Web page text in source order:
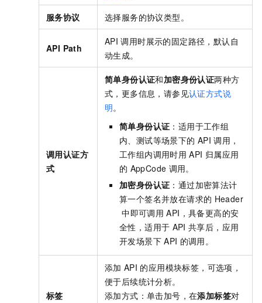
服务协议 选择服务的协议类型。
API Path
API 调用时展示的固定路径，默认自
动生成。
调用认证方
式
简单身份认证和加密身份认证两种方
式，更多信息，请参见认证方式说
明。
简单身份认证 ：适用于工作组
内、测试等场景下的 API 调用，
工作组内调用时用 API 归属应用
的 AppCode 调用。
加密身份认证 ：通过加密算法计
算一个签名并放在请求的 Header
中即可调用 API，具备更高的安
全性，适用于 API 共享后，应用
开发场景下 API 的调用。
标签
添加 API 的应用模块标签，可选项，
便于后续统计分析。
添加方式：单击加号，在添加标签对